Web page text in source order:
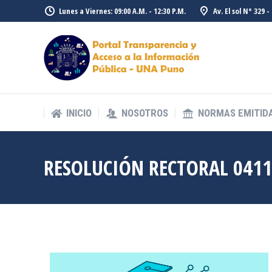
Lunes a Viernes: 09:00 A.M. - 12:30 P.M. Av. El sol N° 329
INICIO NOSOTROS NORMAS
RESOLUCIÓN RECTORAL
INICIO NOSOTROS NORMAS